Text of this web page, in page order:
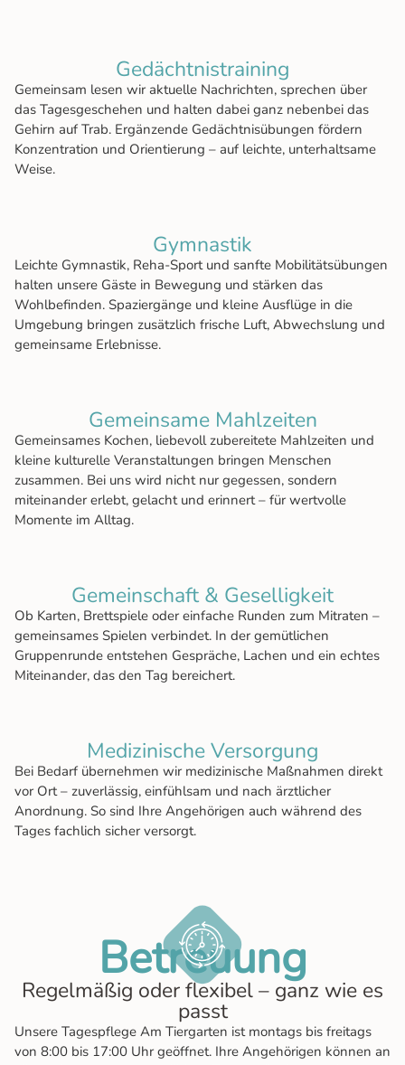
Ge­dächt­nis­trai­ning
Gemeinsam lesen wir aktuelle Nachrichten, sprechen über
das Tagesgeschehen und halten dabei ganz nebenbei das
Gehirn auf Trab. Ergänzende Gedächtnisübungen fördern
Konzentration und Orientierung – auf leichte, unterhaltsame
Weise.
Gym­nas­tik
Leichte Gymnastik, Reha-Sport und sanfte Mobilitätsübungen
halten unsere Gäste in Bewegung und stärken das
Wohlbefinden. Spaziergänge und kleine Ausflüge in die
Umgebung bringen zusätzlich frische Luft, Abwechslung und
gemeinsame Erlebnisse.
Ge­mein­sa­me Mahl­zei­ten
Gemeinsames Kochen, liebevoll zubereitete Mahlzeiten und
kleine kulturelle Veranstaltungen bringen Menschen
zusammen. Bei uns wird nicht nur gegessen, sondern
miteinander erlebt, gelacht und erinnert – für wertvolle
Momente im Alltag.
Ge­mein­schaft & Ge­sel­lig­keit
Ob Karten, Brettspiele oder einfache Runden zum Mitraten –
gemeinsames Spielen verbindet. In der gemütlichen
Gruppenrunde entstehen Gespräche, Lachen und ein echtes
Miteinander, das den Tag bereichert.
Medizini­sche Ver­sor­gung
Bei Bedarf übernehmen wir medizinische Maßnahmen direkt
vor Ort – zuverlässig, einfühlsam und nach ärztlicher
Anordnung. So sind Ihre Angehörigen auch während des
Tages fachlich sicher versorgt.
Betreuung
Regelmäßig oder flexibel – ganz wie es
passt
Unsere Tagespflege Am Tiergarten ist montags bis freitags
von 8:00 bis 17:00 Uhr geöffnet. Ihre Angehörigen können an